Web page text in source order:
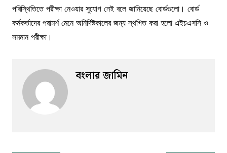
পরিস্থিতিতে পরীক্ষা নেওয়ার সুযোগ নেই বলে জানিয়েছে বোর্ডগুলো। বোর্ড
কর্মকর্তাদের পরামর্শ মেনে অনির্দিষ্টকালের জন্য স্থগিত করা হলো এইচএসসি ও
সমমান পরীক্ষা।
বংলার জামিন